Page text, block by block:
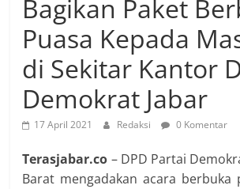
Bagikan Paket
Puasa Kepada
di Sekitar Kantor
Demokrat Jabar
17 April 2021 Redaksi 0 Komentar
Terasjabar.co – DPD Partai
Barat mengadakan acara berbuka